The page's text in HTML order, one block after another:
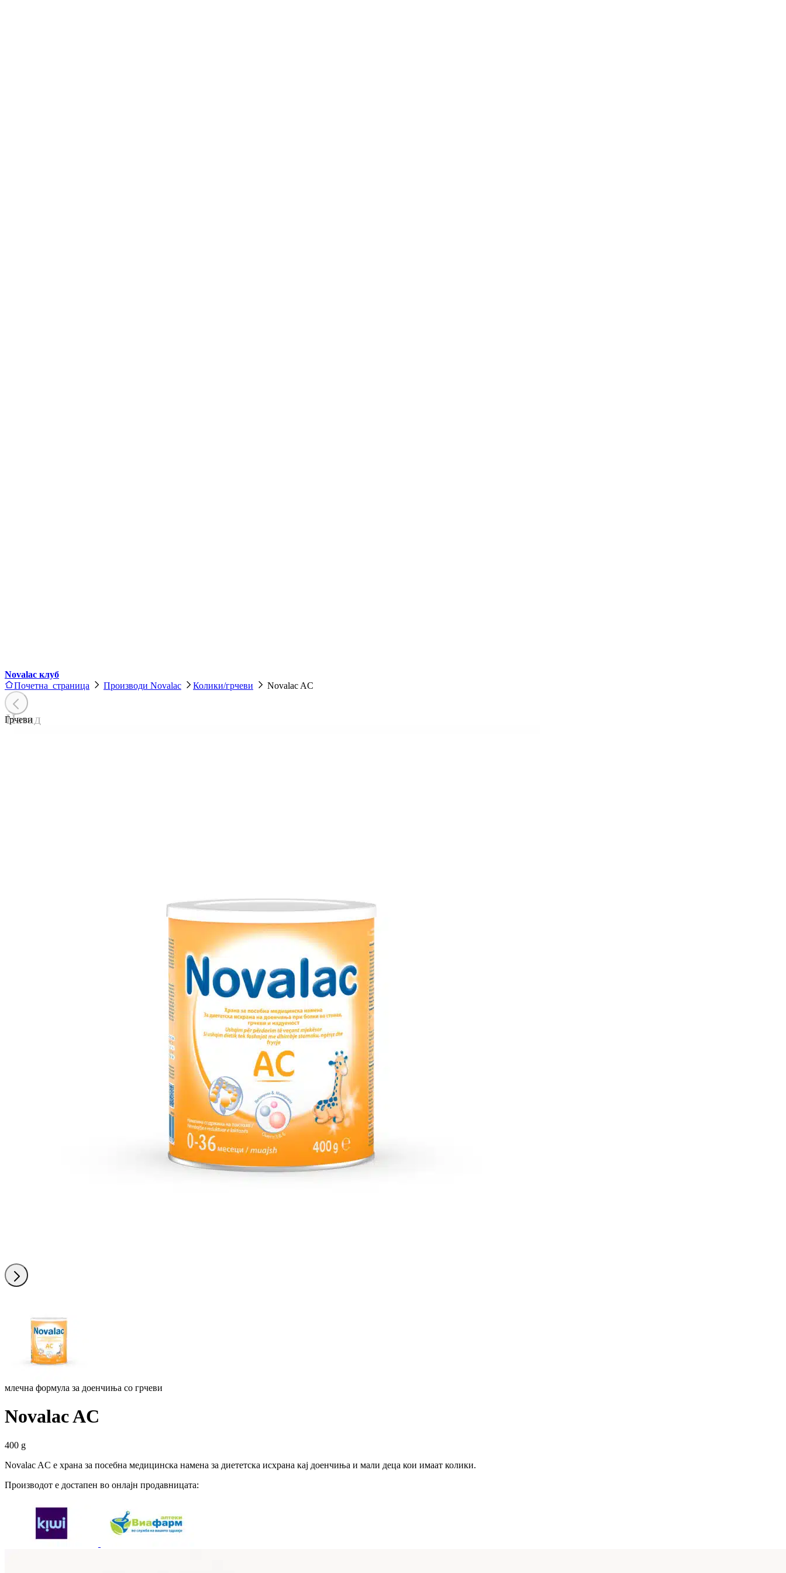
Novalac клуб
Почетна страница Производи Novalac Колики/грчеви Novalac AC
Назад
Грчеви
Понатаму
млечна формула за доенчиња со грчеви
Novalac AC
400 g
Novalac AC е храна за посебна медицинска намена за диететска исхрана кај доенчиња и мали деца кои имаат колики.
Производот е достапен во онлајн продавницата: